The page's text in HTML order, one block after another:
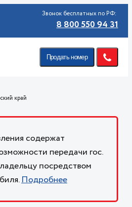
Звонок бесплатных по РФ:
8 800 550 94 31
Продать номер
край
содержат
передачи гос.
посредством
Подробнее